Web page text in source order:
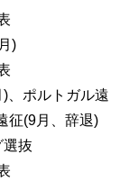
)
、ポルトガル遠
征(9月、辞退)
抜